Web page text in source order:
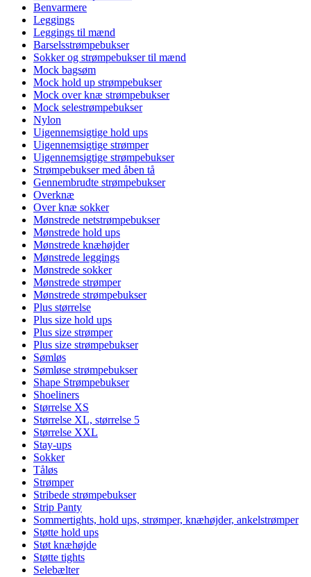
Benvarmere
Leggings
Leggings til mænd
Barselsstrømpebukser
Sokker og strømpebukser til mænd
Mock bagsøm
Mock hold up strømpebukser
Mock over knæ strømpebukser
Mock selestrømpebukser
Nylon
Uigennemsigtige hold ups
Uigennemsigtige strømper
Uigennemsigtige strømpebukser
Strømpebukser med åben tå
Gennembrudte strømpebukser
Overknæ
Over knæ sokker
Mønstrede netstrømpebukser
Mønstrede hold ups
Mønstrede knæhøjder
Mønstrede leggings
Mønstrede sokker
Mønstrede strømper
Mønstrede strømpebukser
Plus størrelse
Plus size hold ups
Plus size strømper
Plus size strømpebukser
Sømløs
Sømløse strømpebukser
Shape Strømpebukser
Shoeliners
Størrelse XS
Størrelse XL, størrelse 5
Størrelse XXL
Stay-ups
Sokker
Tåløs
Strømper
Stribede strømpebukser
Strip Panty
Sommertights, hold ups, strømper, knæhøjder, ankelstrømper
Støtte hold ups
Støt knæhøjde
Støtte tights
Selebælter